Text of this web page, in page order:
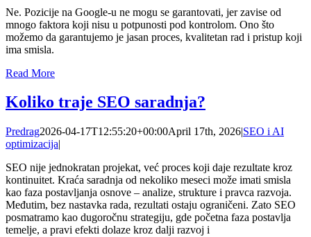
Ne. Pozicije na Google-u ne mogu se garantovati, jer zavise od
mnogo faktora koji nisu u potpunosti pod kontrolom. Ono što
možemo da garantujemo je jasan proces, kvalitetan rad i pristup koji
ima smisla.
Read More
Koliko traje SEO saradnja?
Predrag2026-04-17T12:55:20+00:00April 17th, 2026|SEO i AI
optimizacija|
SEO nije jednokratan projekat, već proces koji daje rezultate kroz
kontinuitet. Kraća saradnja od nekoliko meseci može imati smisla
kao faza postavljanja osnove – analize, strukture i pravca razvoja.
Međutim, bez nastavka rada, rezultati ostaju ograničeni. Zato SEO
posmatramo kao dugoročnu strategiju, gde početna faza postavlja
temelje, a pravi efekti dolaze kroz dalji razvoj i